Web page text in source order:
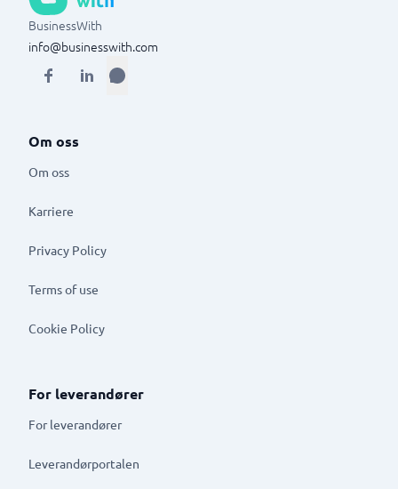
BusinessWith
info@businesswith.com
Om oss
Om oss
Karriere
Privacy Policy
Terms of use
Cookie Policy
For leverandører
For leverandører
Leverandørportalen